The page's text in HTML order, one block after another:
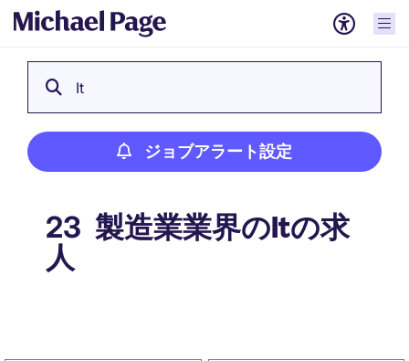
It
ジョブアラート設定
23 製造業業界のItの求
人